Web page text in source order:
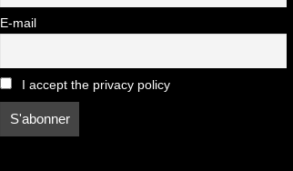
E-mail
I accept the privacy policy